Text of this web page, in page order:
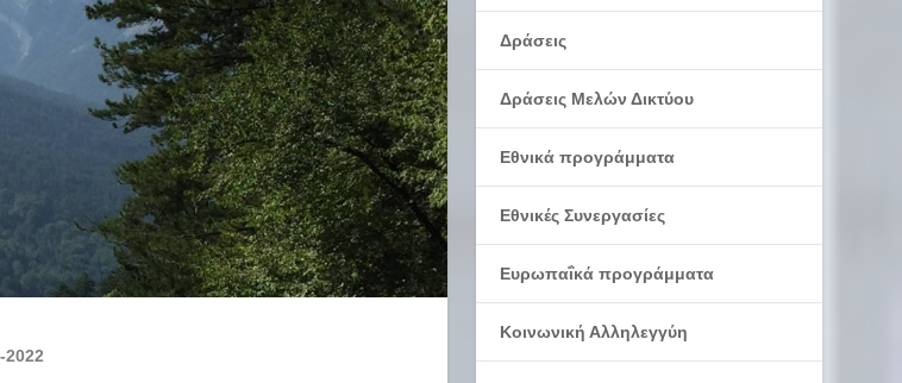
Δράσεις
Δράσεις Μελών Δικτύου
Εθνικά προγράμματα
Εθνικές Συνεργασίες
Ευρωπαΐκά προγράμματα
Κοινωνική Αλληλεγγύη